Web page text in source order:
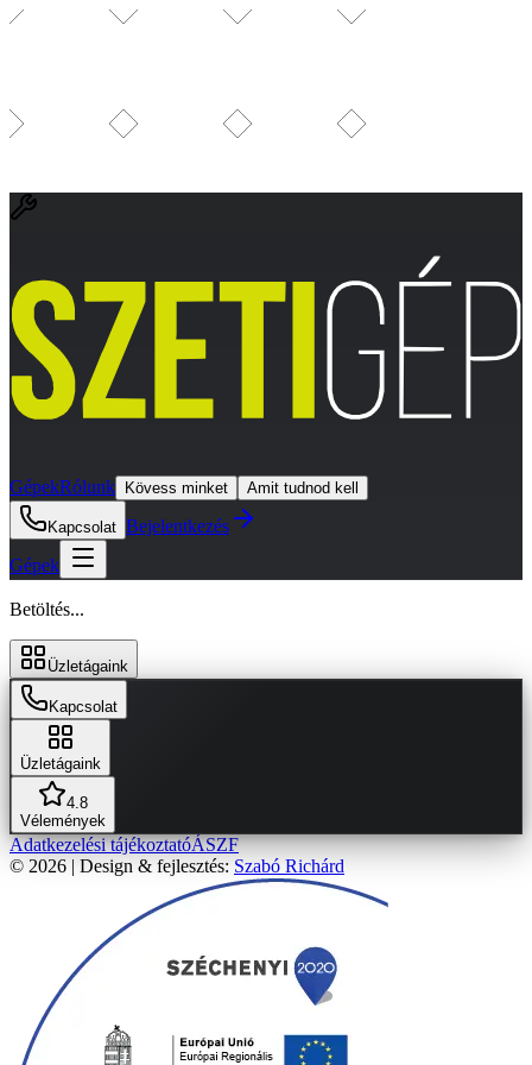
GépekRólunk Kövess minket Amit tudnod kell
Kapcsolat Bejelentkezés
Gépek
Betöltés...
Üzletágaink
Kapcsolat
Üzletágaink
4.8
Vélemények
Adatkezelési tájékoztatóÁSZF
© 2026 | Design & fejlesztés: Szabó Richárd